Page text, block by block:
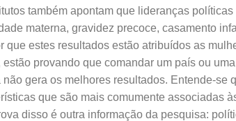
também apontam que lideranças
materna, gravidez precoce, casamento
que estes resultados estão atribuídos as
estão provando que comandar um país ou
não gera os melhores resultados. Entende-se
que são mais comumente associadas
disso é outra informação da pesquisa: